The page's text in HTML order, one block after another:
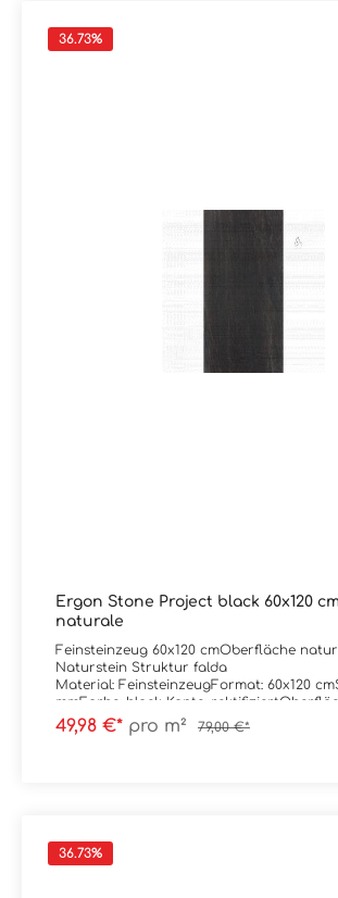
36.73%
Ergon Stone Project black 60x120
naturale
Feinsteinzeug 60x120 cmOberfläche
Naturstein Struktur falda
Material: FeinsteinzeugFormat: 60x120
mmFarbe: black Kante:
mattAbrieb/Trittsicherheit: V/R10
Verpackungsdaten:Paketinhalt: 1,44
49,98 €* pro m² 79,00 €*
36.73%